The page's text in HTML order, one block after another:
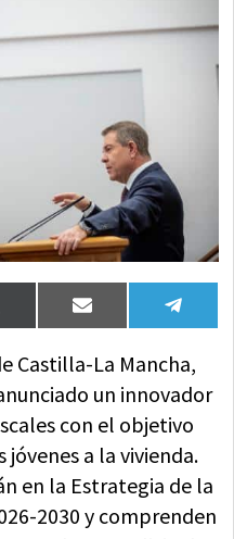
(Twitter)
Compartir
en
Email
en
Castilla-La Mancha,
un innovador
con el objetivo
a la vivienda.
en la Estrategia de la
2030 y comprenden